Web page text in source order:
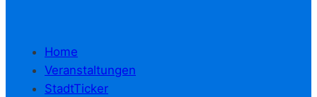
Home
Veranstaltungen
StadtTicker